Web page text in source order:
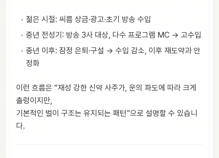
젊은 시절: 씨름 상금·광고·초기 방송 수입
중년 전성기: 방송 3사 대상, 다수 프로그램 MC → 고수입
중년 이후: 잠정 은퇴·구설 → 수입 감소, 이후 재도약과 안
정화
이런 흐름은 “재성 강한 신약 사주가, 운의 파도에 따라 크게
출렁이지만,
기본적인 벌이 구조는 유지되는 패턴”으로 설명할 수 있습니
다.